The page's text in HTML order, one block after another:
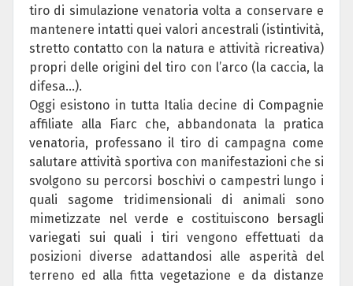
tiro di simulazione venatoria volta a conservare e
mantenere intatti quei valori ancestrali (istintività,
stretto contatto con la natura e attività ricreativa)
propri delle origini del tiro con l’arco (la caccia, la
difesa...).
Oggi esistono in tutta Italia decine di Compagnie
affiliate alla Fiarc che, abbandonata la pratica
venatoria, professano il tiro di campagna come
salutare attività sportiva con manifestazioni che si
svolgono su percorsi boschivi o campestri lungo i
quali sagome tridimensionali di animali sono
mimetizzate nel verde e costituiscono bersagli
variegati sui quali i tiri vengono effettuati da
posizioni diverse adattandosi alle asperità del
terreno ed alla fitta vegetazione e da distanze